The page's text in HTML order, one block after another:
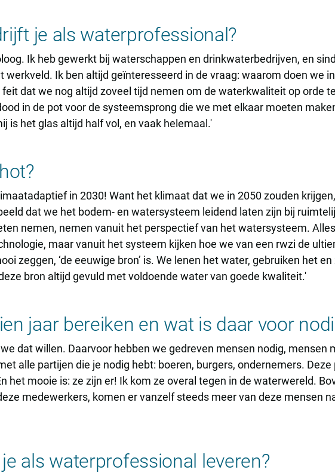
je als waterprofessional?
Ik heb gewerkt bij waterschappen en drinkwaterbedrijven, en
werkveld. Ik ben altijd geïnteresseerd in de vraag: waarom doen we
dat we nog altijd zoveel tijd nemen om de waterkwaliteit op orde
in de pot voor de systeemsprong die we met elkaar moeten
is het glas altijd half vol, en vaak helemaal.'
in 2030! Want het klimaat dat we in 2050 zouden
dat we het bodem- en watersysteem leidend laten zijn bij
nemen, nemen vanuit het perspectief van het watersysteem.
maar vanuit het systeem kijken hoe we van een rwzi de
zeggen, ‘de eeuwige bron’ is. We lenen het water, gebruiken het
bron altijd gevuld met voldoende water van goede kwaliteit.'
jaar bereiken en wat is daar voor
dat willen. Daarvoor hebben we gedreven mensen nodig,
alle partijen die je nodig hebt: boeren, burgers, ondernemers.
het mooie is: ze zijn er! Ik kom ze overal tegen in de waterwereld.
medewerkers, komen er vanzelf steeds meer van deze mensen
als waterprofessional leveren?